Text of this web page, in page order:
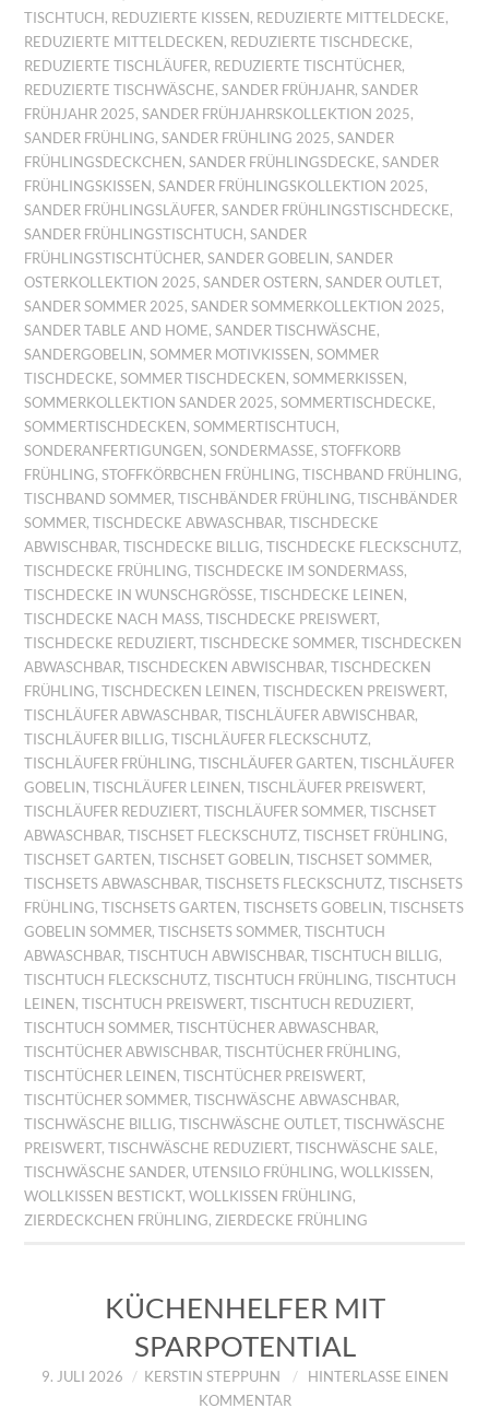
TISCHTUCH , REDUZIERTE KISSEN , REDUZIERTE MITTELDECKE,
REDUZIERTE MITTELDECKEN , REDUZIERTE TISCHDECKE,
REDUZIERTE TISCHLÄUFER, REDUZIERTE TISCHTÜCHER,
REDUZIERTE TISCHWÄSCHE,SANDER FRÜHJAHR,SANDER
FRÜHJAHR 2025,SANDER FRÜHJAHRSKOLLEKTION 2025,
SANDER FRÜHLING,SANDER FRÜHLING 2025,SANDER
FRÜHLINGSDECKCHEN ,SANDER FRÜHLINGSDECKE,SANDER
FRÜHLINGSKISSEN ,SANDER FRÜHLINGSKOLLEKTION 2025,
SANDER FRÜHLINGSLÄUFER,SANDER FRÜHLINGSTISCHDECKE,
SANDER FRÜHLINGSTISCHTUCH ,SANDER
FRÜHLINGSTISCHTÜCHER,SANDER GOBELIN ,SANDER
OSTERKOLLEKTION 2025,SANDER OSTERN ,SANDER OUTLET,
SANDER SOMMER 2025,SANDER SOMMERKOLLEKTION 2025,
SANDER TABLE AND HOME,SANDER TISCHWÄSCHE,
SANDERGOBELIN ,SOMMER MOTIVKISSEN ,SOMMER
TISCHDECKE,SOMMER TISCHDECKEN ,SOMMERKISSEN ,
SOMMERKOLLEKTION SANDER 2025,SOMMERTISCHDECKE,
SOMMERTISCHDECKEN ,SOMMERTISCHTUCH ,
SONDERANFERTIGUNGEN ,SONDERMASSE ,STOFFKORB
FRÜHLING,STOFFKÖRBCHEN FRÜHLING,TISCHBAND FRÜHLING,
TISCHBAND SOMMER,TISCHBÄNDER FRÜHLING,TISCHBÄNDER
SOMMER,TISCHDECKE ABWASCHBAR,TISCHDECKE
ABWISCHBAR,TISCHDECKE BILLIG,TISCHDECKE FLECKSCHUTZ,
TISCHDECKE FRÜHLING,TISCHDECKE IM SONDERMASS ,
TISCHDECKE IN WUNSCHGRÖSSE ,TISCHDECKE LEINEN ,
TISCHDECKE NACH MASS ,TISCHDECKE PREISWERT,
TISCHDECKE REDUZIERT,TISCHDECKE SOMMER,TISCHDECKEN
ABWASCHBAR,TISCHDECKEN ABWISCHBAR,TISCHDECKEN
FRÜHLING,TISCHDECKEN LEINEN ,TISCHDECKEN PREISWERT,
TISCHLÄUFER ABWASCHBAR,TISCHLÄUFER ABWISCHBAR,
TISCHLÄUFER BILLIG,TISCHLÄUFER FLECKSCHUTZ,
TISCHLÄUFER FRÜHLING,TISCHLÄUFER GARTEN ,TISCHLÄUFER
GOBELIN ,TISCHLÄUFER LEINEN ,TISCHLÄUFER PREISWERT,
TISCHLÄUFER REDUZIERT,TISCHLÄUFER SOMMER,TISCHSET
ABWASCHBAR,TISCHSET FLECKSCHUTZ,TISCHSET FRÜHLING,
TISCHSET GARTEN ,TISCHSET GOBELIN ,TISCHSET SOMMER,
TISCHSETS ABWASCHBAR,TISCHSETS FLECKSCHUTZ,TISCHSETS
FRÜHLING,TISCHSETS GARTEN ,TISCHSETS GOBELIN ,TISCHSETS
GOBELIN SOMMER,TISCHSETS SOMMER,TISCHTUCH
ABWASCHBAR,TISCHTUCH ABWISCHBAR,TISCHTUCH BILLIG,
TISCHTUCH FLECKSCHUTZ,TISCHTUCH FRÜHLING,TISCHTUCH
LEINEN ,TISCHTUCH PREISWERT,TISCHTUCH REDUZIERT,
TISCHTUCH SOMMER,TISCHTÜCHER ABWASCHBAR,
TISCHTÜCHER ABWISCHBAR,TISCHTÜCHER FRÜHLING,
TISCHTÜCHER LEINEN ,TISCHTÜCHER PREISWERT,
TISCHTÜCHER SOMMER,TISCHWÄSCHE ABWASCHBAR,
TISCHWÄSCHE BILLIG,TISCHWÄSCHE OUTLET,TISCHWÄSCHE
PREISWERT,TISCHWÄSCHE REDUZIERT,TISCHWÄSCHE SALE,
TISCHWÄSCHE SANDER, UTENSILO FRÜHLING,WOLLKISSEN ,
WOLLKISSEN BESTICKT,WOLLKISSEN FRÜHLING,
ZIERDECKCHEN FRÜHLING, ZIERDECKE FRÜHLING
KÜCHENHELFER MIT
SPARPOTENTIAL
9. JULI 2026 KERSTIN STEPPUHN
HINTERLASSE EINEN
KOMMENTAR